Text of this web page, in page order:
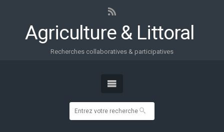
Agriculture & Littoral
Recherches collaboratives & participatives